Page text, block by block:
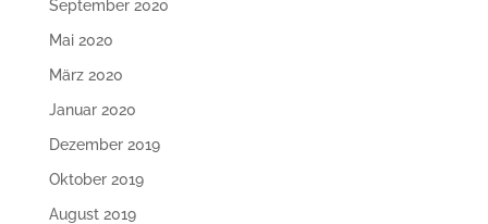
September 2020
Mai 2020
März 2020
Januar 2020
Dezember 2019
Oktober 2019
August 2019